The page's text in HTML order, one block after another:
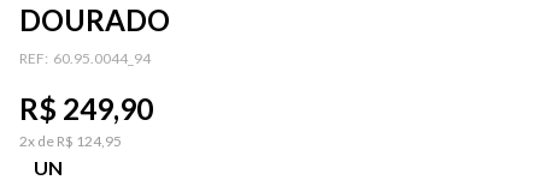
DOURADO
: 60.95.0044_94
R$ 249,90
2x de R$ 124,95
UN